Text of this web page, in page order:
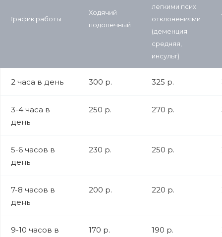
График работы
Ходячий
подопечный
легкими псих.
отклонениями
(деменция
средняя,
инсульт)
2 часа в день 300 р. 325 р.
3-4 часа в
день
250 р. 270 р.
5-6 часов в
день
230 р. 250 р.
7-8 часов в
день
200 р. 220 р.
9-10 часов в
170 р. 190 р.